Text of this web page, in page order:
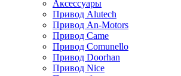
Аксессуары
Привод Alutech
Привод An-Motors
Привод Came
Привод Comunello
Привод Doorhan
Привод Nice